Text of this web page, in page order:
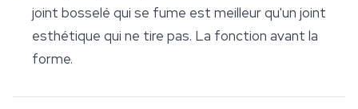
joint bosselé qui se fume est meilleur qu'un joint
esthétique qui ne tire pas. La fonction avant la
forme.